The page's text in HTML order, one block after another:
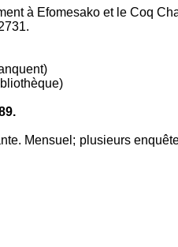
à Efomesako et le Coq
Mensuel; plusieurs